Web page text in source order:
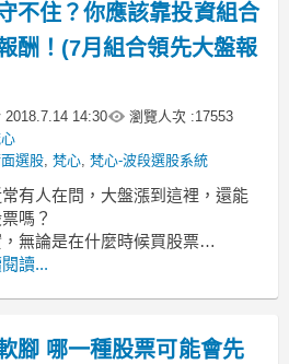
不住？你應該靠投資組合
酬！(7月組合領先大盤報
2018.7.14 14:30 瀏覽人次 :17553
選股, 梵心, 梵心-波段選股系統
有人在問，大盤漲到這裡，還能
嗎？
無論是在什麼時候買股票
對於操作最常見的問題
夠一次就買到飆股，當然是很高
讀...
腳 哪一種股票可能會先